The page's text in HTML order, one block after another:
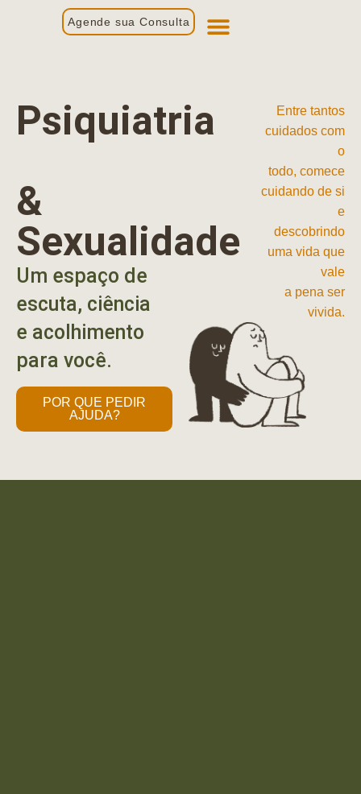
Agende sua Consulta
Psiquiatria
&
Sexualidade
Um espaço de
escuta, ciência
e acolhimento
para você.
POR QUE PEDIR
AJUDA?
Entre tantos
cuidados com
o
todo, comece
cuidando de si
e
descobrindo
uma vida que
vale
a pena ser
vivida.